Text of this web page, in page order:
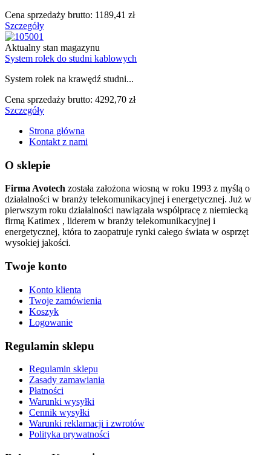
Cena sprzedaży brutto: 1189,41 zł
Szczegóły
Aktualny stan magazynu
System rolek do studni kablowych
System rolek na krawędź studni...
Cena sprzedaży brutto: 4292,70 zł
Szczegóły
Strona główna
Kontakt z nami
O sklepie
Firma Avotech została założona wiosną w roku 1993 z myślą o
działalności w branży telekomunikacyjnej i energetycznej. Już w
pierwszym roku działalności nawiązała współpracę z niemiecką
firmą Katimex , liderem w branży telekomunikacyjnej i
energetycznej, która to zaopatruje rynki całego świata w osprzęt
wysokiej jakości.
Twoje konto
Konto klienta
Twoje zamówienia
Koszyk
Logowanie
Regulamin sklepu
Regulamin sklepu
Zasady zamawiania
Płatności
Warunki wysyłki
Cennik wysyłki
Warunki reklamacji i zwrotów
Polityka prywatności